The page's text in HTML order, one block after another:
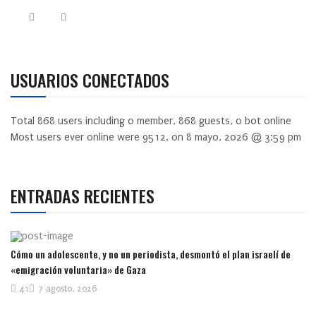
USUARIOS CONECTADOS
Total 868 users including 0 member, 868 guests, 0 bot online
Most users ever online were 9512, on 8 mayo, 2026 @ 3:59 pm
ENTRADAS RECIENTES
Cómo un adolescente, y no un periodista, desmontó el plan israelí de
«emigración voluntaria» de Gaza
7 agosto, 2026
41